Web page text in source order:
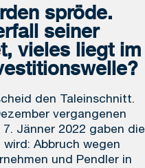
spröde.
seiner
vieles liegt im
den Taleinschnitt.
vergangenen
Jänner 2022 gaben die
Abbruch wegen
und Pendler in